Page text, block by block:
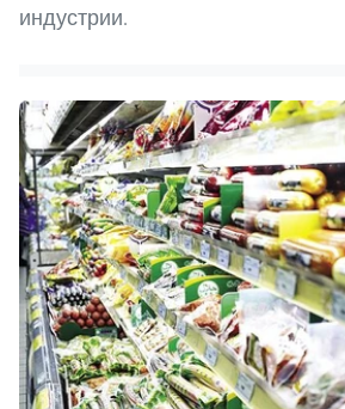
индустрии.